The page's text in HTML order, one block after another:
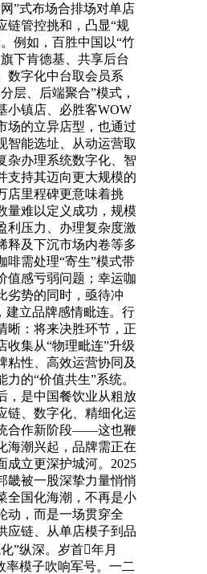
”式布场合排场对单店
链管控挑和，凸显“规
例如，百胜中国以“竹
下肯德基、共享后台
数字化中台取会员系
层、后端聚合”模式，
小镇店、必胜客WOW
场的立异店型，也通过
智能选址、从动运营取
杂办理系统数字化、智
支持其迈向更大规模的
店里程碑更意味着挑
量难以定义成功，规模
利压力、办理复杂度激
释及下沉市场内卷等多
啡需处理“寄生”模式带
值感亏弱问题；幸运咖
劣势的同时，亟待冲
建立品牌感情毗连。行
晰：将来决胜环节，正
收集从“物理毗连”升级
粘性、高效运营协同及
的“价值共生”系统。
，是中国餐饮业从粗放
链、数字化、精细化运
合作新阶段——这也鞭
海潮兴起，品牌需正在
成立更深护城河。2025
畿被一股深挚力量悄悄
国化海潮，不再是小
动，而是一场贯穿全
应链、从单店模子到品
”纵深。岁首年月
率模子吹响军号。一二